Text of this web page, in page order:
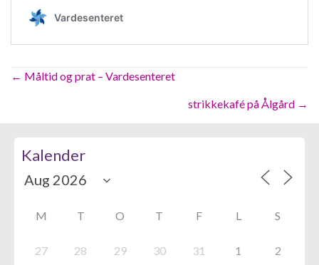
Posts
← Måltid og prat – Vardesenteret
strikkekafé på Ålgård →
Kalender
M T O T F L S
27 28 29 30 31 1 2